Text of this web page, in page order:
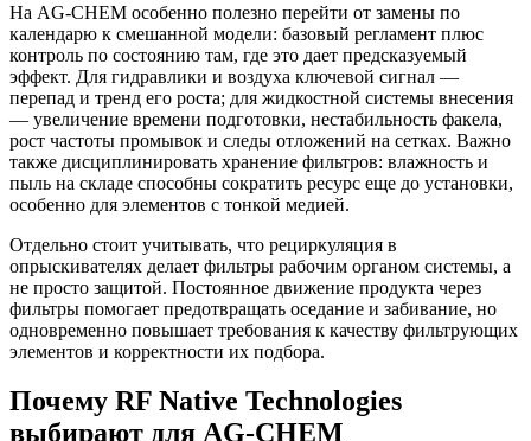
На AG-CHEM особенно полезно перейти от замены по
календарю к смешанной модели: базовый регламент плюс
контроль по состоянию там, где это дает предсказуемый
эффект. Для гидравлики и воздуха ключевой сигнал —
перепад и тренд его роста; для жидкостной системы внесения
— увеличение времени подготовки, нестабильность факела,
рост частоты промывок и следы отложений на сетках. Важно
также дисциплинировать хранение фильтров: влажность и
пыль на складе способны сократить ресурс еще до установки,
особенно для элементов с тонкой медией.
Отдельно стоит учитывать, что рециркуляция в
опрыскивателях делает фильтры рабочим органом системы, а
не просто защитой. Постоянное движение продукта через
фильтры помогает предотвращать оседание и забивание, но
одновременно повышает требования к качеству фильтрующих
элементов и корректности их подбора.
Почему RF Native Technologies
выбирают для AG-CHEM